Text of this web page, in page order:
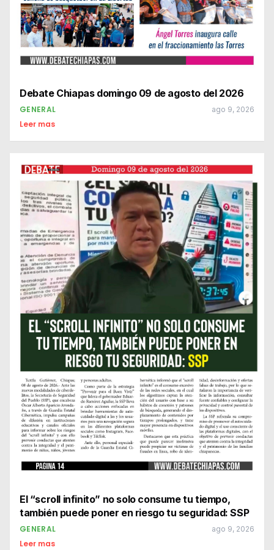
Debate Chiapas domingo 09 de agosto del 2026
GENERAL ago 9, 2026
Leer mas
El “scroll infinito” no solo consume tu tiempo,
también puede poner en riesgo tu seguridad: SSP
GENERAL ago 9, 2026
Leer mas